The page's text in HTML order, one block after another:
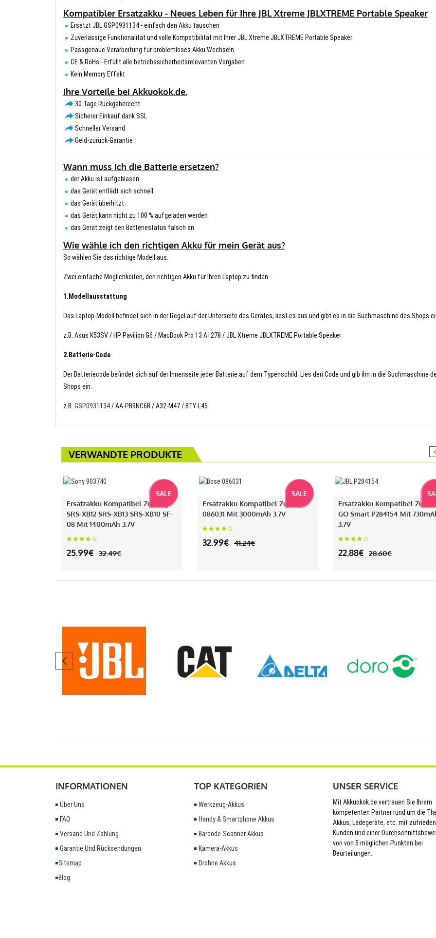
Kompatibler Ersatzakku - Neues Leben für Ihre JBL Xtreme JBLXTREME Portable Speaker
Ersetzt JBL GSP0931134 - einfach den Akku tauschen
Zuverlässige Funktionalität und volle Kompatibilität mit Ihrer JBL Xtreme JBLXTREME Portable Speaker
Passgenaue Verarbeitung für problemloses Akku Wechseln
CE & RoHs - Erfüllt alle betriebssicherheitsrelevanten Vorgaben
Kein Memory Effekt
Ihre Vorteile bei Akkuokok.de.
30 Tage Rückgaberecht
Sicherer Einkauf dank SSL
Schneller Versand
Geld-zurück-Garantie
Wann muss ich die Batterie ersetzen?
der Akku ist aufgeblasen
das Gerät entlädt sich schnell
das Gerät überhitzt
das Gerät kann nicht zu 100 % aufgeladen werden
das Gerät zeigt den Batteriestatus falsch an
Wie wähle ich den richtigen Akku für mein Gerät aus?
So wählen Sie das richtige Modell aus.
Zwei einfache Möglichkeiten, den richtigen Akku für Ihren Laptop zu finden.
1.Modellausstattung
Das Laptop-Modell befindet sich in der Regel auf der Unterseite des Gerätes, liest es aus und gibt es in die Suchmaschine des Shops
z.B. Asus K53SV / HP Pavilion G6 / MacBook Pro 13 A1278 / JBL Xtreme JBLXTREME Portable Speaker
2.Batterie-Code
Der Batteriecode befindet sich auf der Innenseite jeder Batterie auf dem Typenschild. Lies den Code und gib ihn in die Suchmaschine
Shops ein.
z.B. GSP0931134/ AA-PB9NC6B / A32-M47 / BTY-L45
VERWANDTE PRODUKTE
SALE
Ersatzakku Kompatibel Zu Sony
SRS-XB12 SRS-XB13 SRS-XB10 SF-
08 Mit 1400mAh 3.7V
25.99€ 32.49€
SALE
Ersatzakku Kompatibel Zu Bose
086031 Mit 3000mAh 3.7V
32.99€ 41.24€
Ersatzakku Kompatibel Zu JBL
GO Smart P284154 Mit
3.7V
22.88€ 28.60€
INFORMATIONEN
Über Uns
FAQ
Versand Und Zahlung
Garantie Und Rücksendungen
Sitemap
Blog
TOP KATEGORIEN
Werkzeug-Akkus
Handy & Smartphone Akkus
Barcode-Scanner Akkus
Kamera-Akkus
Drohne Akkus
UNSER SERVICE
Mit Akkuokok.de vertrauen Sie Ihrem
kompetenten Partner rund um die
Akkus, Ladegeräte, etc. mit
Kunden und einer
von von 5 möglichen Punkten bei
Beurteilungen.